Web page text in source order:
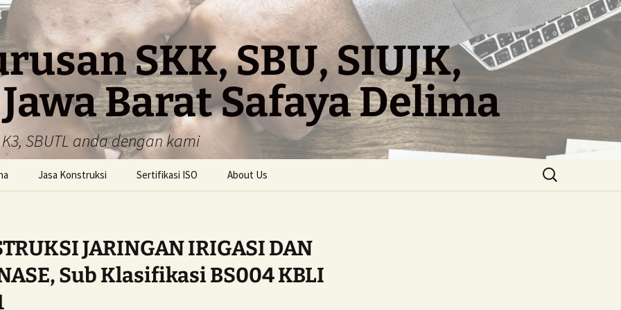
SKK, SBU, SIUJK,
Barat Safaya Delima
SBUTL anda dengan kami
Jasa Konstruksi
Pembuatan SKT – SKK
Pembuatan SBU
Sertifikasi ISO
ISO 14001
ISO 45001
About Us
Search
for:
JARINGAN IRIGASI DAN
Sub Klasifikasi BS004 KBLI